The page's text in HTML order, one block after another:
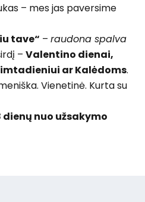
– mes jas paversime
tave“ – raudona spalva
– Valentino dienai,
ar Kalėdoms.
Vienetinė. Kurta su
nuo užsakymo